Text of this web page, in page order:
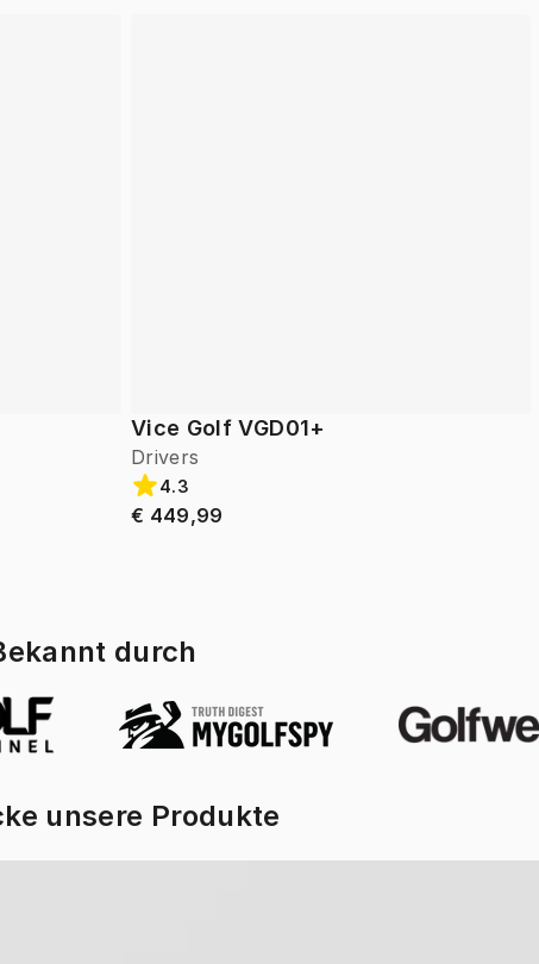
Vice Golf VGD01+
Drivers
4.3
€ 449,99
durch
unsere Produkte